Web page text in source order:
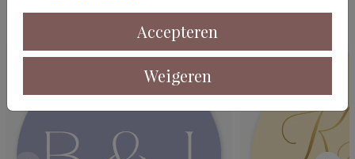
Accepteren
Weigeren
Deze kaarten vind je misschien ook leuk